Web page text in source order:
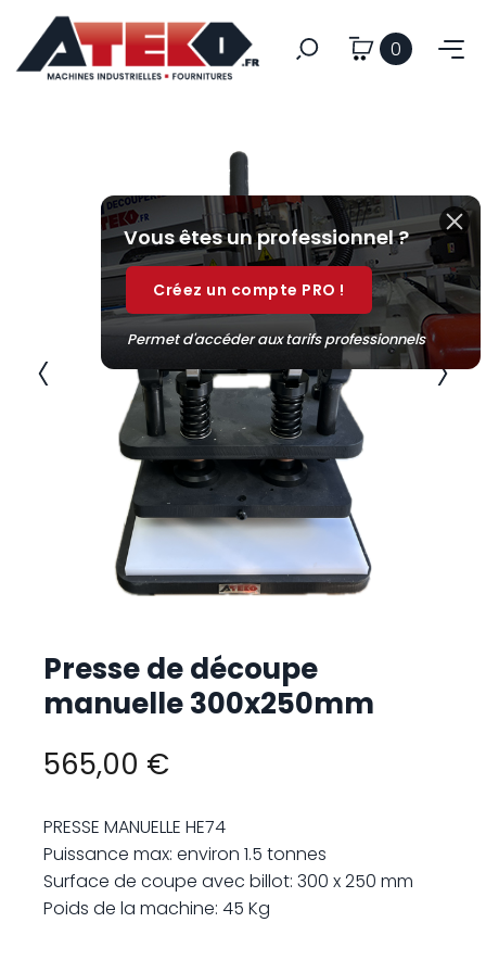
0
Presse de découpe
manuelle 300x250mm
565,00 €
PRESSE MANUELLE HE74
Puissance max: environ 1.5 tonnes
Surface de coupe avec billot: 300 x 250 mm
Poids de la machine: 45 Kg
Vous êtes un professionnel ?
Permet d'accéder aux tarifs professionnels
Créez un compte PRO !